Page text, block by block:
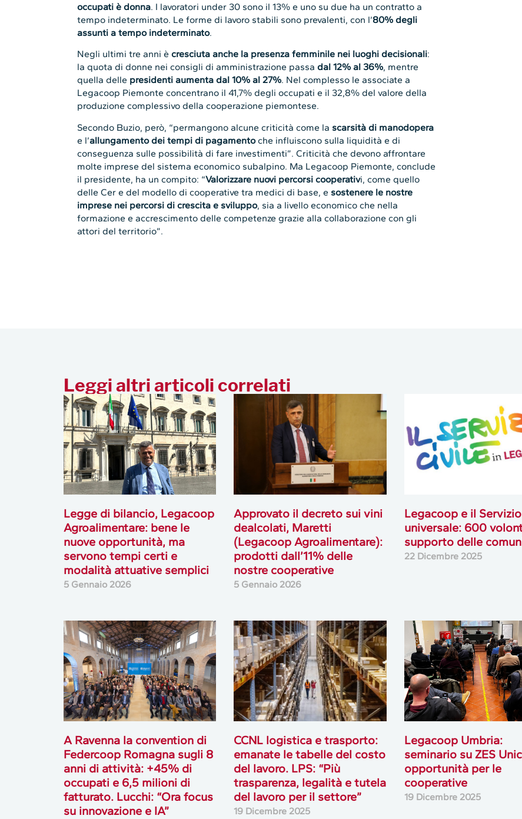
occupati è donna. I lavoratori under 30 sono il 13% e uno su due ha un contratto a
tempo indeterminato. Le forme di lavoro stabili sono prevalenti, con l’80% degli
assunti a tempo indeterminato.
Negli ultimi tre anni ècresciuta anche la presenza femminile nei luoghi decisionali:
la quota di donne nei consigli di amministrazione passadal 12% al 36%, mentre
quella delle presidenti aumenta dal 10% al 27%. Nel complesso le associate a
Legacoop Piemonte concentrano il 41,7% degli occupati e il 32,8% del valore della
produzione complessivo della cooperazione piemontese.
Secondo Buzio, però, “permangono alcune criticità come la scarsità di manodopera
e l’allungamento dei tempi di pagamentoche influiscono sulla liquidità e di
conseguenza sulle possibilità di fare investimenti”. Criticità che devono affrontare
molte imprese del sistema economico subalpino. Ma Legacoop Piemonte, conclude
il presidente, ha un compito: “Valorizzare nuovi percorsi cooperativi, come quello
delle Cer e del modello di cooperative tra medici di base, e sostenere le nostre
imprese nei percorsi di crescita e sviluppo, sia a livello economico che nella
formazione e accrescimento delle competenze grazie alla collaborazione con gli
attori del territorio”.
Leggi altri articoli correlati
Legge di bilancio, Legacoop
Agroalimentare: bene le
nuove opportunità, ma
servono tempi certi e
modalità attuative semplici
5 Gennaio 2026
Approvato il decreto sui vini
dealcolati, Maretti
(Legacoop Agroalimentare):
prodotti dall’11% delle
nostre cooperative
5 Gennaio 2026
Legacoop e il
universale: 600
supporto delle
22 Dicembre 2025
A Ravenna la convention di
Federcoop Romagna sugli 8
anni di attività: +45% di
occupati e 6,5 milioni di
fatturato. Lucchi: “Ora focus
su innovazione e IA”
CCNL logistica e trasporto:
emanate le tabelle del costo
del lavoro. LPS: “Più
trasparenza, legalità e tutela
del lavoro per il settore”
19 Dicembre 2025
Legacoop Umbria:
seminario su ZES
opportunità per le
cooperative
19 Dicembre 2025